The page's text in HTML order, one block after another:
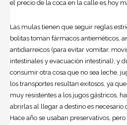
el precio de la coca en la calle es hoy
Las mulas tienen que seguir reglas
bolitas toman fármacos antieméticos,
antidiarreicos (para evitar vomitar,
intestinales y evacuación intestinal), y
consumir otra cosa que no sea leche,
los transportes resultan exitosos, ya
muy resistentes a los jugos gástricos,
abrirlas al llegar a destino es necesario
Hace año se usaban preservativos,